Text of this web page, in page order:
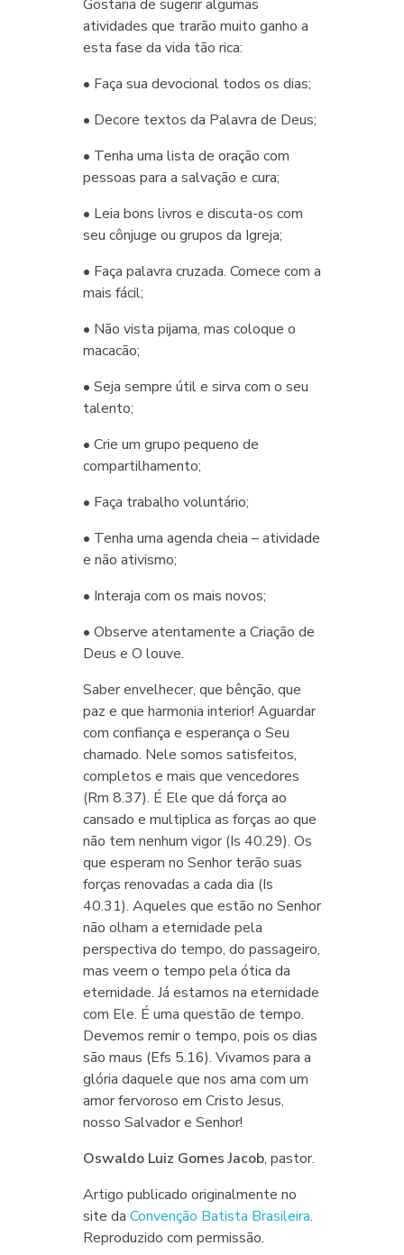
Gostaria de sugerir algumas
atividades que trarão muito ganho a
esta fase da vida tão rica:
• Faça sua devocional todos os dias;
• Decore textos da Palavra de Deus;
• Tenha uma lista de oração com
pessoas para a salvação e cura;
• Leia bons livros e discuta-os com
seu cônjuge ou grupos da Igreja;
• Faça palavra cruzada. Comece com a
mais fácil;
• Não vista pijama, mas coloque o
macacão;
• Seja sempre útil e sirva com o seu
talento;
• Crie um grupo pequeno de
compartilhamento;
• Faça trabalho voluntário;
• Tenha uma agenda cheia – atividade
e não ativismo;
• Interaja com os mais novos;
• Observe atentamente a Criação de
Deus e O louve.
Saber envelhecer, que bênção, que
paz e que harmonia interior! Aguardar
com confiança e esperança o Seu
chamado. Nele somos satisfeitos,
completos e mais que vencedores
(Rm 8.37). É Ele que dá força ao
cansado e multiplica as forças ao que
não tem nenhum vigor (Is 40.29). Os
que esperam no Senhor terão suas
forças renovadas a cada dia (Is
40.31). Aqueles que estão no Senhor
não olham a eternidade pela
perspectiva do tempo, do passageiro,
mas veem o tempo pela ótica da
eternidade. Já estamos na eternidade
com Ele. É uma questão de tempo.
Devemos remir o tempo, pois os dias
são maus (Efs 5.16). Vivamos para a
glória daquele que nos ama com um
amor fervoroso em Cristo Jesus,
nosso Salvador e Senhor!
Oswaldo Luiz Gomes Jacob, pastor.
Artigo publicado originalmente no
site da Convenção Batista Brasileira.
Reproduzido com permissão.